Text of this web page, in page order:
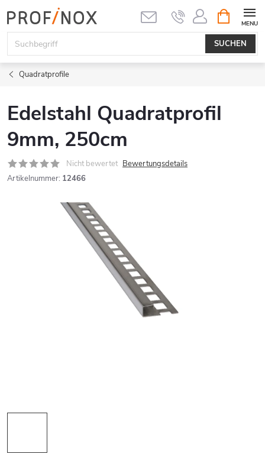
Inhalt
springen
SUCHEN
Quadratprofile
Edelstahl Quadratprofil
9mm, 250cm
Nicht bewertet Bewertungsdetails
Artikelnummer: 12466